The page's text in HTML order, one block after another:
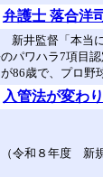
弁護士 落合洋
新井監督「本当
パワハラ7項目
が86歳で、プロ
入管法が変わ
令和８年度 新